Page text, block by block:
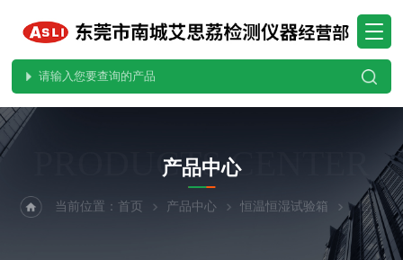
PRODUCTS CENTER
产品中心
当前位置：首页 产品中心 恒温恒湿试验箱 小型恒